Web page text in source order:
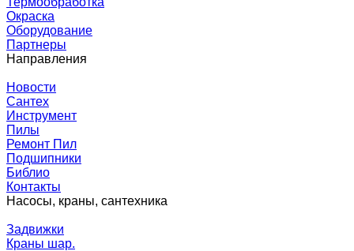
Окраска
Оборудование
Партнеры
Направления
Новости
Сантех
Инструмент
Пилы
Ремонт Пил
Подшипники
Библио
Контакты
Насосы, краны, сантехника
Задвижки
Краны шар.